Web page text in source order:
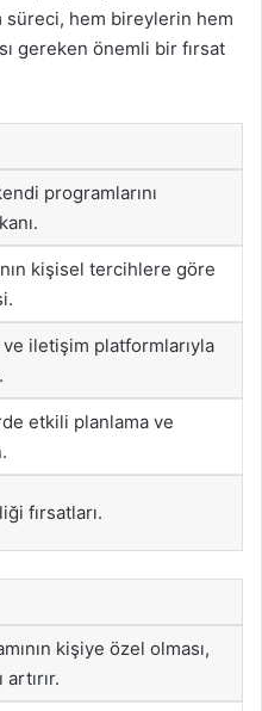
hem bireylerin hem
gereken önemli bir fırsat
programlarını
kişisel tercihlere göre
iletişim platformlarıyla
etkili planlama ve
fırsatları.
kişiye özel olması,